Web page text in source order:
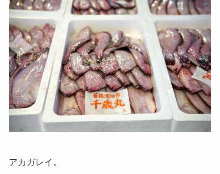
アカガレイ。